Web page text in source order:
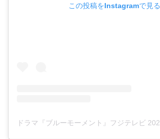
この投稿をInstagramで見る